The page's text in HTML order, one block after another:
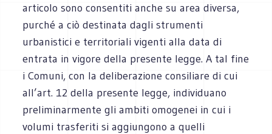
articolo sono consentiti anche su area diversa,
purché a ciò destinata dagli strumenti
urbanistici e territoriali vigenti alla data di
entrata in vigore della presente legge. A tal fine
i Comuni, con la deliberazione consiliare di cui
all’art. 12 della presente legge, individuano
preliminarmente gli ambiti omogenei in cui i
volumi trasferiti si aggiungono a quelli